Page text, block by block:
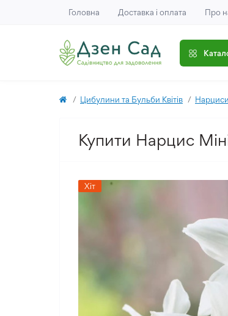
Головна Доставка і оплата Про
Цибулини та Бульби Квітів Нарциси
Купити Нарцис
Хіт